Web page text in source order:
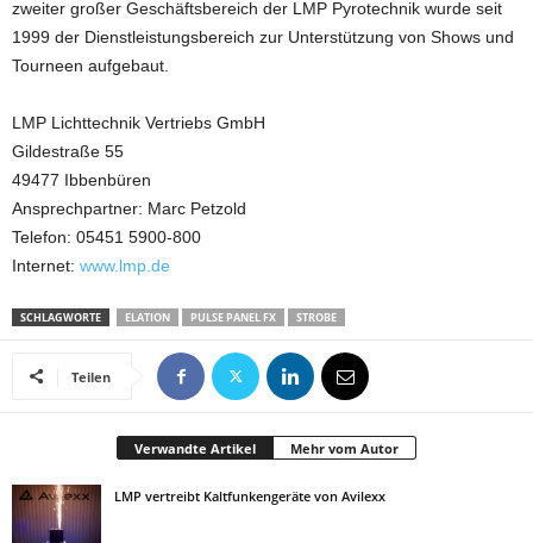
zweiter großer Geschäftsbereich der LMP Pyrotechnik wurde seit
1999 der Dienstleistungsbereich zur Unterstützung von Shows und
Tourneen aufgebaut.
LMP Lichttechnik Vertriebs GmbH
Gildestraße 55
49477 Ibbenbüren
Ansprechpartner: Marc Petzold
Telefon: 05451 5900-800
Internet: www.lmp.de
SCHLAGWORTE ELATION PULSE PANEL FX STROBE
Teilen
Verwandte Artikel Mehr vom Autor
LMP vertreibt Kaltfunkengeräte von Avilexx